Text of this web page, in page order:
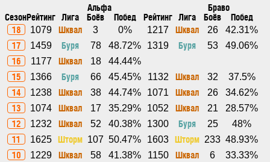
Альфа Браво
СезонРейтинг Лига Боёв Побед Рейтинг Лига Боёв
Побед
18
1079 Шквал 3 0% 1217 Шквал 26 42.31%
17 1459 Буря 78 48.72% 1319 Буря 53 49.06%
16 1177 Шквал 18 44.44%
15 1366 Буря 66 45.45% 1132 Шквал 32 37.5%
14 1238 Шквал 38 44.74% 1071 Шквал 26 34.62%
13 1074 Шквал 17 35.29% 1052 Шквал 21 28.57%
12 1232 Шквал 52 40.38% 1300 Буря 25 48%
11 1625 Шторм 107 50.47% 1603 Шторм 233 48.93%
10 1229 Шквал 58 41.38% 1150 Шквал 6 33.33%